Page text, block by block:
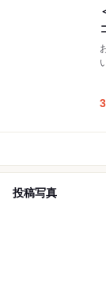
投稿写真